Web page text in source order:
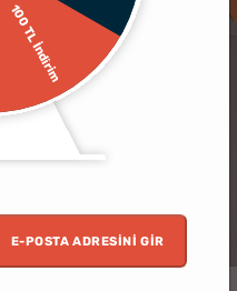
100 TL İndirim
E-POSTA ADRESINI GIR